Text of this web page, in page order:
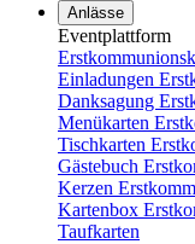
Anlässe
Eventplattform
Einladungen
Danksagung
Menükarten
Tischkarten
Gästebuch
Kerzen
Kartenbox
Taufkarten